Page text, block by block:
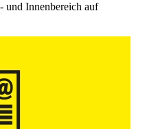
und Innenbereich auf